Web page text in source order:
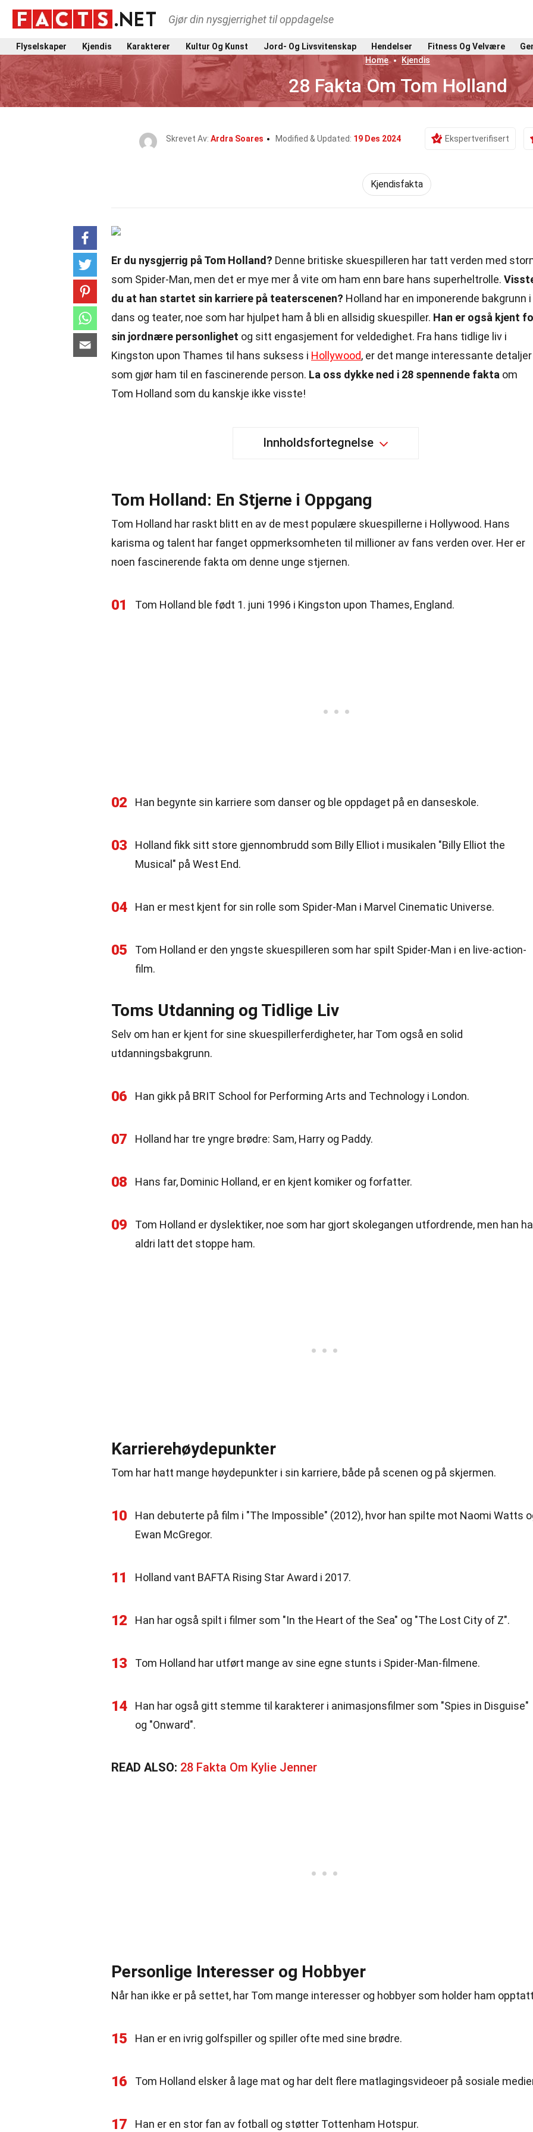
Gjør din nysgjerrighet til oppdagelse
Flyselskaper Kjendis Karakterer Kultur Og Kunst Jord- Og Livsvitenskap Hendelser Fitness Og Velvære
Home
Kjendis
28 Fakta Om Tom Holland
Skrevet Av: Ardra Soares Modified & Updated: 19 Des 2024 Ekspertverifisert
Kjendisfakta
Er du nysgjerrig på Tom Holland? Denne britiske skuespilleren har tatt verden med
som Spider-Man, men det er mye mer å vite om ham enn bare hans superheltrolle.
du at han startet sin karriere på teaterscenen? Holland har en imponerende bakgrunn i
dans og teater, noe som har hjulpet ham å bli en allsidig skuespiller. Han er også kjent
sin jordnære personlighet og sitt engasjement for veldedighet. Fra hans tidlige liv i
Kingston upon Thames til hans suksess i Hollywood, er det mange interessante detaljer
som gjør ham til en fascinerende person. La oss dykke ned i 28 spennende fakta om
Tom Holland som du kanskje ikke visste!
Innholdsfortegnelse
Tom Holland: En Stjerne i Oppgang
Tom Holland har raskt blitt en av de mest populære skuespillerne i Hollywood. Hans
karisma og talent har fanget oppmerksomheten til millioner av fans verden over. Her er
noen fascinerende fakta om denne unge stjernen.
01 Tom Holland ble født 1. juni 1996 i Kingston upon Thames, England.
02 Han begynte sin karriere som danser og ble oppdaget på en danseskole.
03
Holland fikk sitt store gjennombrudd som Billy Elliot i musikalen "Billy Elliot the
Musical" på West End.
04 Han er mest kjent for sin rolle som Spider-Man i Marvel Cinematic Universe.
05
Tom Holland er den yngste skuespilleren som har spilt Spider-Man i en live-action-
film.
Toms Utdanning og Tidlige Liv
Selv om han er kjent for sine skuespillerferdigheter, har Tom også en solid
utdanningsbakgrunn.
06 Han gikk på BRIT School for Performing Arts and Technology i London.
07 Holland har tre yngre brødre: Sam, Harry og Paddy.
08 Hans far, Dominic Holland, er en kjent komiker og forfatter.
09
Tom Holland er dyslektiker, noe som har gjort skolegangen utfordrende, men han
aldri latt det stoppe ham.
Karrierehøydepunkter
Tom har hatt mange høydepunkter i sin karriere, både på scenen og på skjermen.
10
Han debuterte på film i "The Impossible" (2012), hvor han spilte mot Naomi Watts
Ewan McGregor.
11 Holland vant BAFTA Rising Star Award i 2017.
12 Han har også spilt i filmer som "In the Heart of the Sea" og "The Lost City of Z".
13 Tom Holland har utført mange av sine egne stunts i Spider-Man-filmene.
14
Han har også gitt stemme til karakterer i animasjonsfilmer som "Spies in Disguise"
og "Onward".
READ ALSO: 28 Fakta Om Kylie Jenner
Personlige Interesser og Hobbyer
Når han ikke er på settet, har Tom mange interesser og hobbyer som holder ham
15 Han er en ivrig golfspiller og spiller ofte med sine brødre.
16 Tom Holland elsker å lage mat og har delt flere matlagingsvideoer på sosiale
17 Han er en stor fan av fotball og støtter Tottenham Hotspur.